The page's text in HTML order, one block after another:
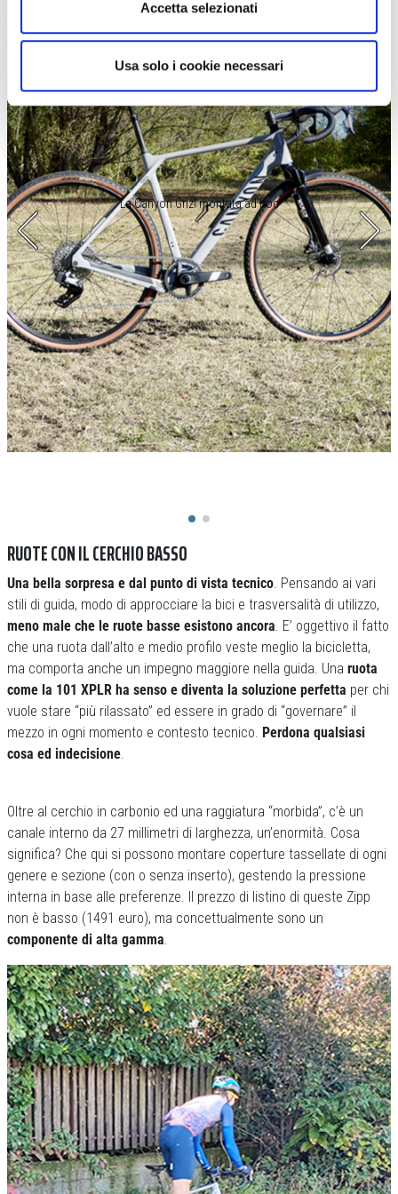
Accetta selezionati
Usa solo i cookie necessari
La Canyon Grizl montata ad hoc
RUOTE CON IL CERCHIO BASSO
Una bella sorpresa e dal punto di vista tecnico. Pensando ai vari
stili di guida, modo di approcciare la bici e trasversalità di utilizzo,
meno male che le ruote basse esistono ancora. E’ oggettivo il fatto
che una ruota dall’alto e medio profilo veste meglio la bicicletta,
ma comporta anche un impegno maggiore nella guida. Una ruota
come la 101 XPLR ha senso e diventa la soluzione perfetta per chi
vuole stare “più rilassato” ed essere in grado di “governare” il
mezzo in ogni momento e contesto tecnico. Perdona qualsiasi
cosa ed indecisione.
Oltre al cerchio in carbonio ed una raggiatura “morbida”, c’è un
canale interno da 27 millimetri di larghezza, un’enormità. Cosa
significa? Che qui si possono montare coperture tassellate di ogni
genere e sezione (con o senza inserto), gestendo la pressione
interna in base alle preferenze. Il prezzo di listino di queste Zipp
non è basso (1491 euro), ma concettualmente sono un
componente di alta gamma.